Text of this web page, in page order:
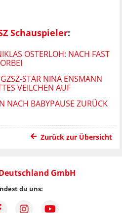
Schauspieler:
OSTERLOH: NACH FAST
STAR NINA ENSMANN
VEILCHEN AUF
NACH BABYPAUSE ZURÜCK
Zurück zur Übersicht
GmbH
du uns: